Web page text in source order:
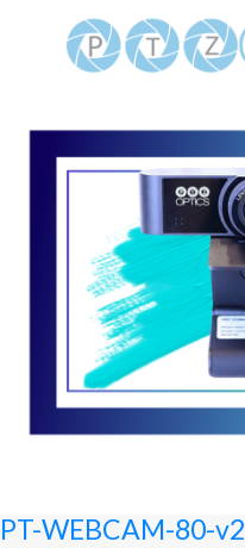
PT-WEBCAM-80-v2